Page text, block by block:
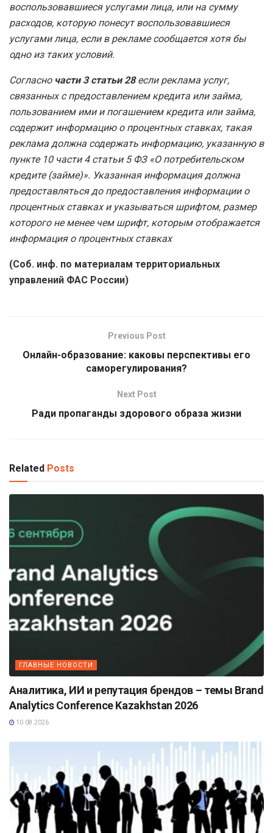
воспользовавшиеся услугами лица, или на сумму
расходов, которую понесут воспользовавшиеся
услугами лица, если в рекламе сообщается хотя бы
одно из таких условий.
Согласно части 3 статьи 28если реклама услуг,
связанных с предоставлением кредита или займа,
пользованием ими и погашением кредита или займа,
содержит информацию о процентных ставках, такая
реклама должна содержать информацию, указанную в
пункте 10 части 4 статьи 5 ФЗ «О потребительском
кредите (займе)». Указанная информация должна
предоставляться до предоставления информации о
процентных ставках и указываться шрифтом, размер
которого не менее чем шрифт, которым отображается
информация о процентных ставках
(Соб. инф. по материалам территориальных
управлений ФАС России)
Previous Post
Онлайн-образование: каковы перспективы его
саморегулирования?
Next Post
Ради пропаганды здорового образа жизни
Related Posts
ГЛАВНЫЕ НОВОСТИ
Аналитика, ИИ и репутация брендов – темы Brand
Analytics Conference Kazakhstan 2026
10.08.2026